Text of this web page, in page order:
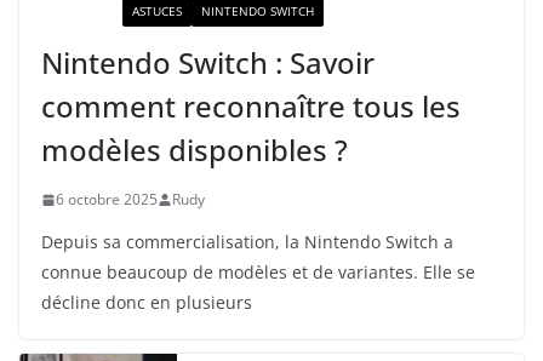
ASTUCES NINTENDO SWITCH
Nintendo Switch : Savoir
comment reconnaître tous les
modèles disponibles ?
6 octobre 2025 Rudy
Depuis sa commercialisation, la Nintendo Switch a
connue beaucoup de modèles et de variantes. Elle se
décline donc en plusieurs